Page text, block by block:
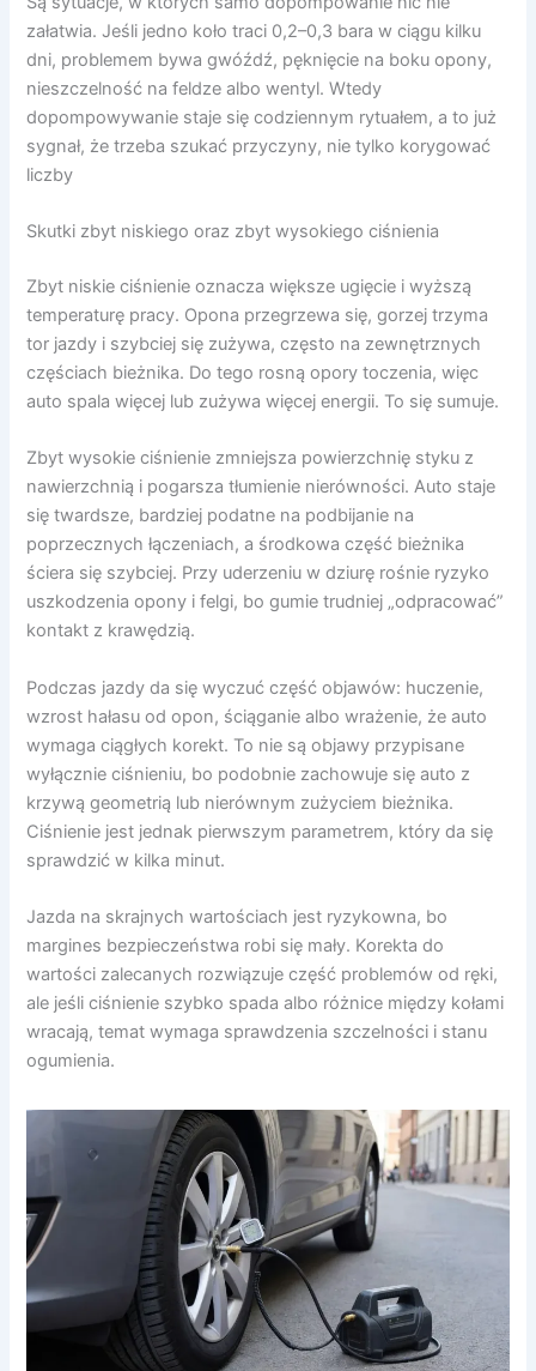
załatwia. Jeśli jedno koło traci 0,2–0,3 bara w ciągu kilku
dni, problemem bywa gwóźdź, pęknięcie na boku opony,
nieszczelność na feldze albo wentyl. Wtedy
dopompowywanie staje się codziennym rytuałem, a to już
sygnał, że trzeba szukać przyczyny, nie tylko korygować
liczby
Skutki zbyt niskiego oraz zbyt wysokiego ciśnienia
Zbyt niskie ciśnienie oznacza większe ugięcie i wyższą
temperaturę pracy. Opona przegrzewa się, gorzej trzyma
tor jazdy i szybciej się zużywa, często na zewnętrznych
częściach bieżnika. Do tego rosną opory toczenia, więc
auto spala więcej lub zużywa więcej energii. To się sumuje.
Zbyt wysokie ciśnienie zmniejsza powierzchnię styku z
nawierzchnią i pogarsza tłumienie nierówności. Auto staje
się twardsze, bardziej podatne na podbijanie na
poprzecznych łączeniach, a środkowa część bieżnika
ściera się szybciej. Przy uderzeniu w dziurę rośnie ryzyko
uszkodzenia opony i felgi, bo gumie trudniej „odpracować”
kontakt z krawędzią.
Podczas jazdy da się wyczuć część objawów: huczenie,
wzrost hałasu od opon, ściąganie albo wrażenie, że auto
wymaga ciągłych korekt. To nie są objawy przypisane
wyłącznie ciśnieniu, bo podobnie zachowuje się auto z
krzywą geometrią lub nierównym zużyciem bieżnika.
Ciśnienie jest jednak pierwszym parametrem, który da się
sprawdzić w kilka minut.
Jazda na skrajnych wartościach jest ryzykowna, bo
margines bezpieczeństwa robi się mały. Korekta do
wartości zalecanych rozwiązuje część problemów od ręki,
ale jeśli ciśnienie szybko spada albo różnice między kołami
wracają, temat wymaga sprawdzenia szczelności i stanu
ogumienia.